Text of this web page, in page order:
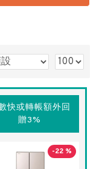
快或轉帳額外回
贈3%
-22 %